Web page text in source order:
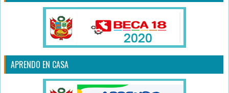
APRENDO EN CASA